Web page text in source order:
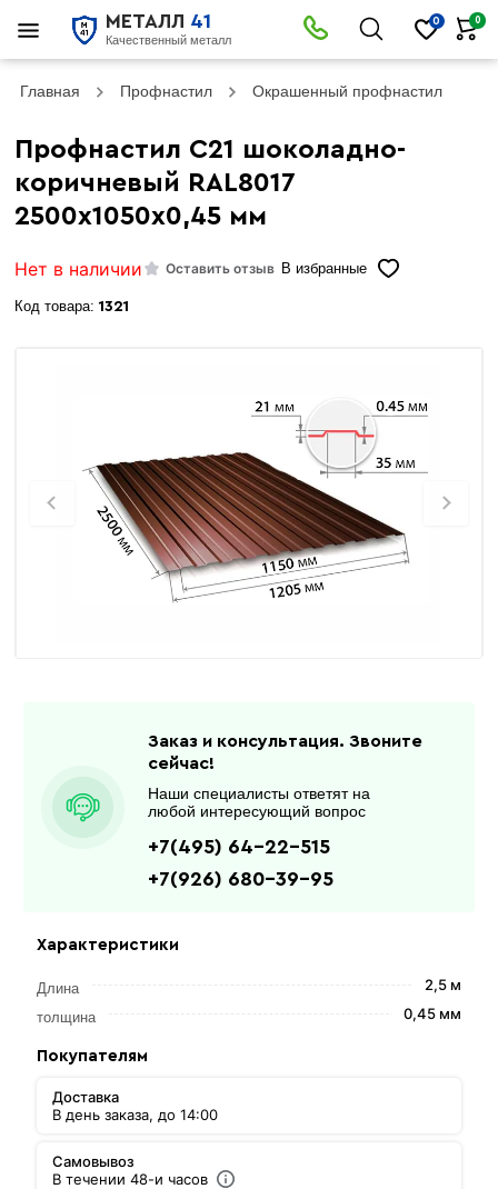
МЕТАЛЛ 41
Качественный металл
0 0
Главная Профнастил Окрашенный профнастил
Профнастил С21 шоколадно-
коричневый RAL8017
2500х1050х0,45 мм
Нет в наличии Оставить отзыв В избранные
Код товара: 1321
Характеристики
Длина 2,5 м
толщина 0,45 мм
Покупателям
Доставка
В день заказа, до 14:00
Самовывоз
В течении 48-и часов
Заказ и консультация. Звоните
сейчас!
Наши специалисты ответят на
любой интересующий вопрос
+7(495) 64-22-515
+7(926) 680-39-95